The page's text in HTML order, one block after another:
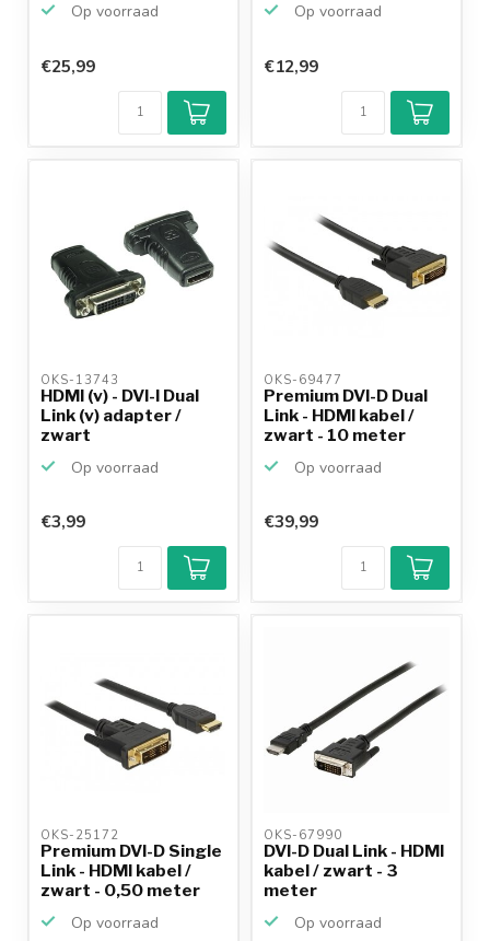
Op voorraad
€25,99
Op voorraad
Klantenbeoordeling
9,2/10
Achteraf
betalen mogelijk
€12,99
OKS-13743
HDMI (v) - DVI-I Dual
Link (v) adapter /
zwart
Op voorraad
€3,99
OKS-69477
Premium DVI-D Dual
Link - HDMI kabel /
zwart - 10 meter
Op voorraad
€39,99
OKS-25172
Premium DVI-D Single
Link - HDMI kabel /
zwart - 0,50 meter
Op voorraad
OKS-67990
DVI-D Dual Link - HDMI
kabel / zwart - 3
meter
Op voorraad